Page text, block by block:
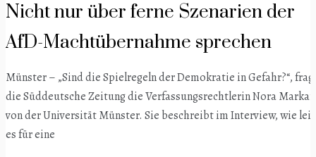
Nicht nur über ferne Szenarien der
AfD-Machtübernahme sprechen
Münster – „Sind die Spielregeln der Demokratie in Gefahr?“,
die Süddeutsche Zeitung die Verfassungsrechtlerin Nora
von der Universität Münster. Sie beschreibt im Interview, wie
es für eine